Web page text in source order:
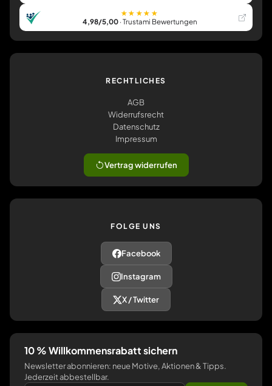
★★★★★
4,98/5,00· Trustami Bewertungen
RECHTLICHES
AGB
Widerrufsrecht
Datenschutz
Impressum
Vertrag widerrufen
FOLGE UNS
Facebook
Instagram
X / Twitter
10 % Willkommensrabatt sichern
Newsletter abonnieren: neue Motive, Aktionen & Tipps.
Jederzeit abbestellbar.